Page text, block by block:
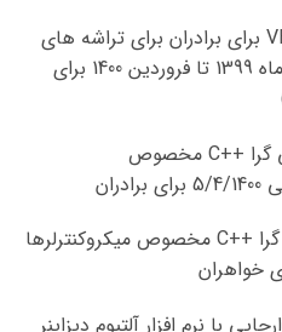
دوره مجازی برنامه نویسی VHDL برای برادران برای تراشه های
FPGA خانواده Xilinx از 29 دی ماه 1399 تا فروردین 1400 برای
کلاس مجازی برنامه نویسی شی گرا ++C مخصوص
دوره مجازی برنامه نویسی شی گرا ++C مخصوص میکروکنترلرها
با نرم افزار آلتیوم دیزاینر